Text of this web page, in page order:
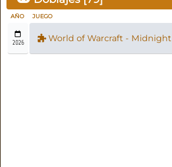
AÑO JUEGO
2026 World of Warcraft - Midnight